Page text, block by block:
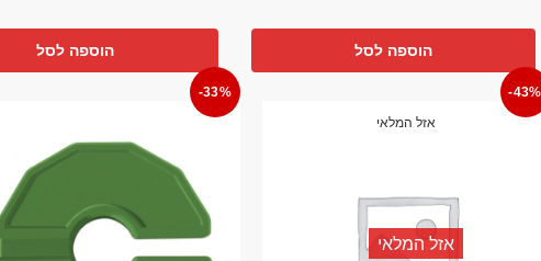
הוספה לסל הוספה לסל
-43%
אזל המלאי
אזל המלאי
-33%